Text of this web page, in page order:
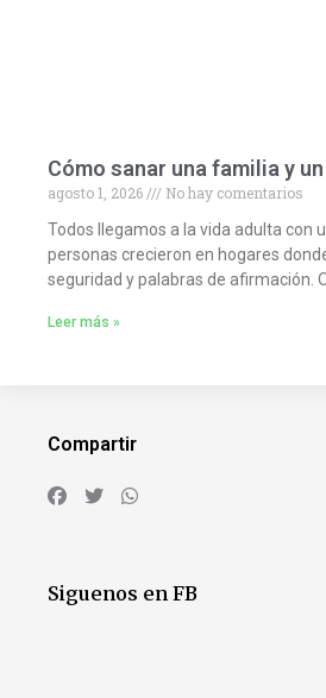
Cómo sanar una familia y
agosto 1, 2026
No hay comentarios
Todos llegamos a la vida adulta con
personas crecieron en hogares
seguridad y palabras de afirmación.
Leer más »
Compartir
Siguenos en FB